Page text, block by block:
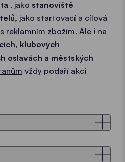
, jako stanoviště
jako startovací a cílová
reklamním zbožím. Ale i na
klubových
oslavách a městských
vždy podaří akci